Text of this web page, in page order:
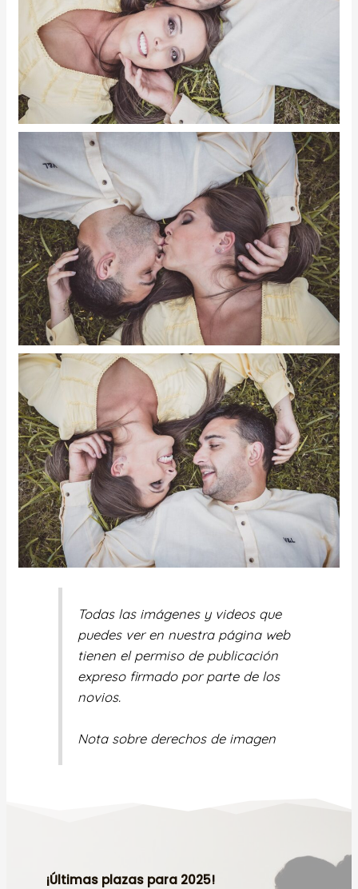
Todas las imágenes y videos que
puedes ver en nuestra página web
tienen el permiso de publicación
expreso firmado por parte de los
novios.
Nota sobre derechos de imagen
¡Últimas plazas para 2025!